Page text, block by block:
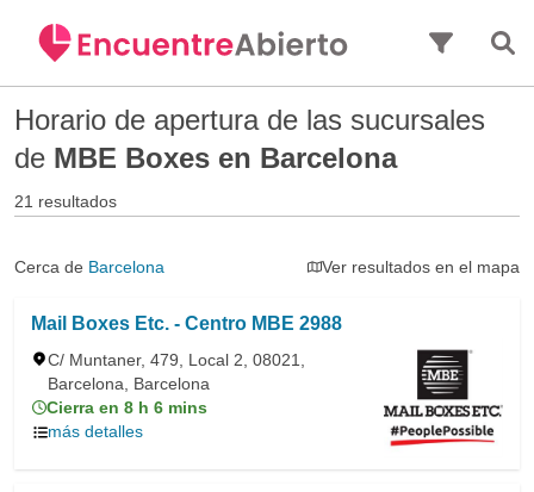
Horario de apertura de las sucursales
de MBE Boxes en Barcelona
21 resultados
Cerca de Barcelona Ver resultados en el mapa
Mail Boxes Etc. - Centro MBE 2988
C/ Muntaner, 479, Local 2, 08021,
Barcelona, Barcelona
Cierra en 8 h 6 mins
más detalles